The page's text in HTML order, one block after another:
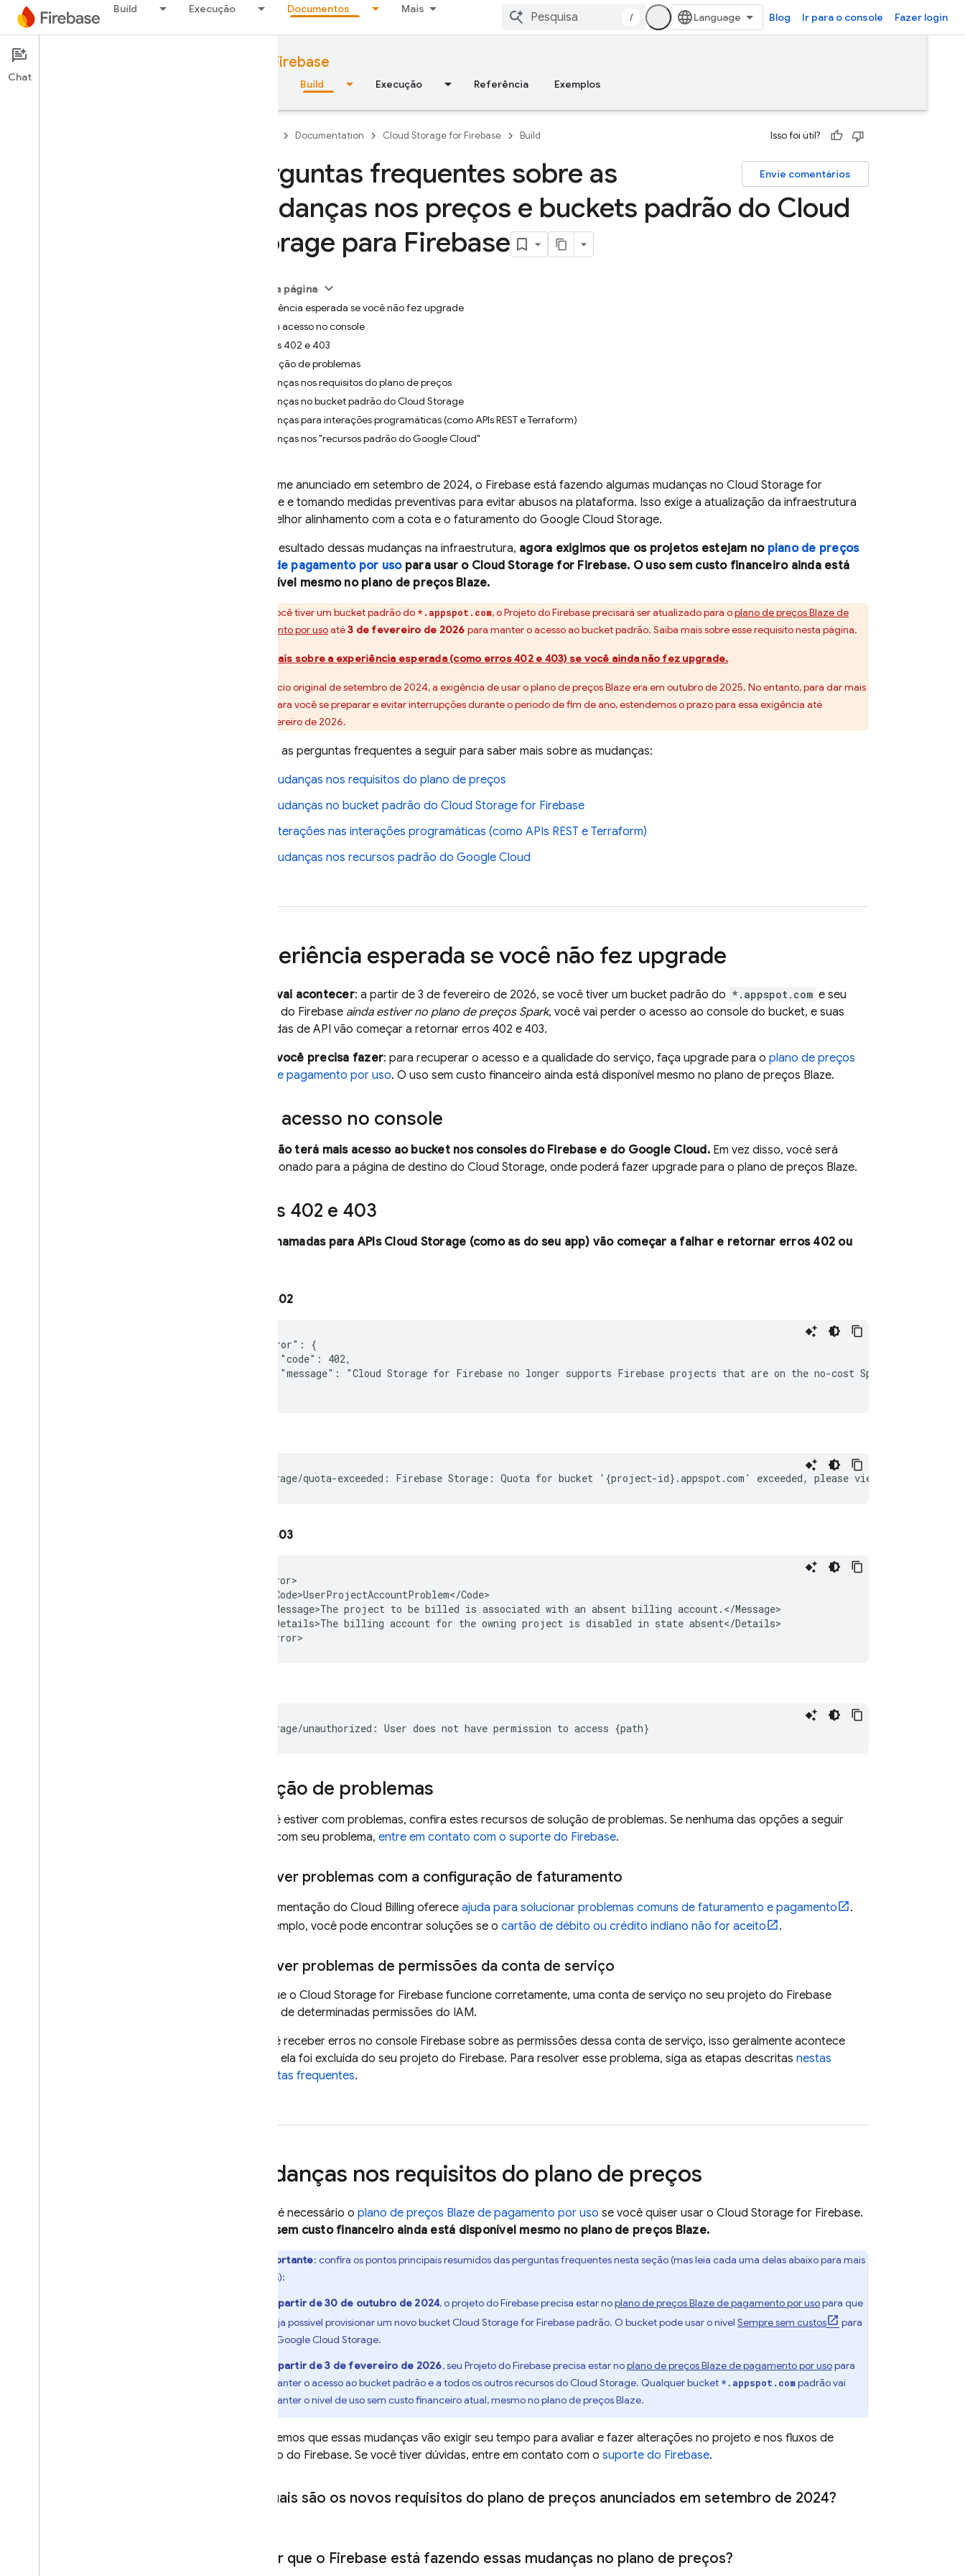
Build Execução Documentos Mais
/ Blog Ir para o console Fazer login
Documentation Cloud Storage for Firebase
Visão geral Build Execução Referência Exemplos
Documentation Cloud Storage for Firebase Build Isso foi útil?
Envie comentários
Perguntas frequentes sobre as
mudanças nos preços e buckets padrão do Cloud
Storage para Firebase
Nesta página
Experiência esperada se você não fez upgrade
Sem acesso no console
Erros 402 e 403
Solução de problemas
Mudanças nos requisitos do plano de preços
Mudanças no bucket padrão do Cloud Storage
Mudanças para interações programáticas (como APIs REST e Terraform)
Mudanças nos "recursos padrão do Google Cloud"
Conforme anunciado em setembro de 2024, o Firebase está fazendo algumas mudanças no Cloud Storage for
Firebase e tomando medidas preventivas para evitar abusos na plataforma. Isso exige a atualização da infraestrutura
para melhor alinhamento com a cota e o faturamento do Google Cloud Storage.
Como resultado dessas mudanças na infraestrutura, agora exigimos que os projetos estejam no plano de preços
Blaze de pagamento por usopara usar o Cloud Storage for Firebase. O uso sem custo financeiro ainda está
disponível mesmo no plano de preços Blaze.
Se você tiver um bucket padrão do *.appspot.com, o Projeto do Firebase precisará ser atualizado para oplano de preços Blaze de
pagamento por usoaté3 de fevereiro de 2026 para manter o acesso ao bucket padrão. Saiba mais sobre esse requisito nesta página.
Saiba mais sobre a experiência esperada (como erros 402 e 403) se você ainda não fez upgrade.
No anúncio original de setembro de 2024, a exigência de usar o plano de preços Blaze era em outubro de 2025. No entanto, para dar mais
tempo para você se preparar e evitar interrupções durante o período de fim de ano, estendemos o prazo para essa exigência até
3 de fevereiro de 2026.
Confira as perguntas frequentes a seguir para saber mais sobre as mudanças:
Mudanças nos requisitos do plano de preços
Mudanças no bucket padrão do Cloud Storage for Firebase
Alterações nas interações programáticas (como APIs REST e Terraform)
Mudanças nos recursos padrão do Google Cloud
Experiência esperada se você não fez upgrade
O que vai acontecer: a partir de 3 de fevereiro de 2026, se você tiver um bucket padrão do *.appspot.com e seu
Projeto do Firebase ainda estiver no plano de preços Spark, você vai perder o acesso ao console do bucket, e suas
chamadas de API vão começar a retornar erros 402 e 403.
O que você precisa fazer: para recuperar o acesso e a qualidade do serviço, faça upgrade para o plano de preços
Blaze de pagamento por uso. O uso sem custo financeiro ainda está disponível mesmo no plano de preços Blaze.
Sem acesso no console
Você não terá mais acesso ao bucket nos consoles do Firebase e do Google Cloud.Em vez disso, você será
redirecionado para a página de destino do Cloud Storage, onde poderá fazer upgrade para o plano de preços Blaze.
Erros 402 e 403
Suas chamadas para APIs Cloud Storage (como as do seu app) vão começar a falhar e retornar erros 402 ou
Erros 402
"error": {
    "code": 402,
"message": "Cloud Storage for Firebase no longer supports Firebase projects that are on the no-cost Spark pricing
Erros 403
<Error>
  <Code>UserProjectAccountProblem</Code>
  <Message>The project to be billed is associated with an absent billing account.</Message>
  <Details>The billing account for the owning project is disabled in state absent</Details>
Solução de problemas
Se você estiver com problemas, confira estes recursos de solução de problemas. Se nenhuma das opções a seguir
ajudar com seu problema, entre em contato com o suporte do Firebase.
Resolver problemas com a configuração de faturamento
A documentação do Cloud Billing oferece ajuda para solucionar problemas comuns de faturamento e pagamento
.
Por exemplo, você pode encontrar soluções se o cartão de débito ou crédito indiano não for aceito .
Resolver problemas de permissões da conta de serviço
Para que o Cloud Storage for Firebase funcione corretamente, uma conta de serviço no seu projeto do Firebase
precisa de determinadas permissões do IAM.
Se você receber erros no console Firebase sobre as permissões dessa conta de serviço, isso geralmente acontece
porque ela foi excluída do seu projeto do Firebase. Para resolver esse problema, siga as etapas descritas nestas
perguntas frequentes.
Mudanças nos requisitos do plano de preços
Agora, é necessário o plano de preços Blaze de pagamento por uso se você quiser usar o Cloud Storage for Firebase.
O uso sem custo financeiro ainda está disponível mesmo no plano de preços Blaze.
Importante: confira os pontos principais resumidos das perguntas frequentes nesta seção (mas leia cada uma delas abaixo para mais
detalhes):
A partir de30 de outubro de 2024, o projeto do Firebase precisa estar noplano de preços Blaze de pagamento por usopara que
seja possível provisionar um novo bucket Cloud Storage for Firebasepadrão. O bucket pode usar o nível Sempre sem custos
para
Google Cloud Storage.
A partir de3 de fevereiro de 2026, seu Projeto do Firebase precisa estar noplano de preços Blaze de pagamento por usopara
manter o acesso ao bucket padrão e a todos os outros recursos do Cloud Storage. Qualquer bucket *.appspot.compadrão vai
manter o nível de uso sem custo financeiro atual, mesmo no plano de preços Blaze.
Entendemos que essas mudanças vão exigir seu tempo para avaliar e fazer alterações no projeto e nos fluxos de
trabalho do Firebase. Se você tiver dúvidas, entre em contato com o suporte do Firebase.
Quais são os novos requisitos do plano de preços anunciados em setembro de 2024?
Por que o Firebase está fazendo essas mudanças no plano de preços?
Chat